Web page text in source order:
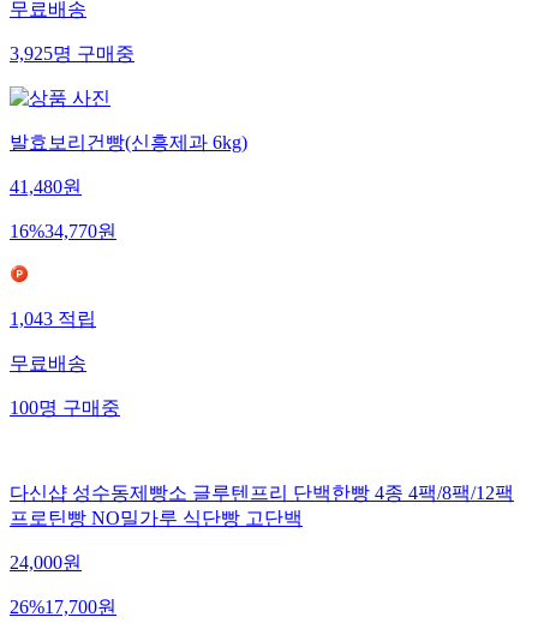
무료배송
3,925명 구매중
발효보리건빵(신흥제과 6kg)
41,480원
16%34,770원
1,043 적립
무료배송
100명 구매중
다신샵 성수동제빵소 글루텐프리 단백한빵 4종 4팩/8팩/12팩
프로틴빵 NO밀가루 식단빵 고단백
24,000원
26%17,700원